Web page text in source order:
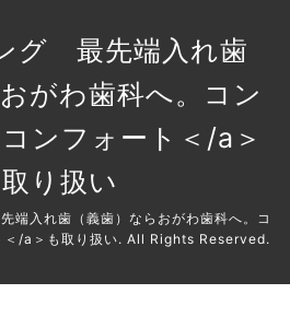
グ 最先端入れ歯
がわ歯科へ。コン
コンフォート＜/a＞
り扱い
端入れ歯（義歯）ならおがわ歯科へ。コ
＜/a＞も取り扱い. All Rights Reserved.